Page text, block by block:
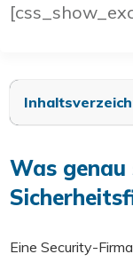
Was
Eine Security-